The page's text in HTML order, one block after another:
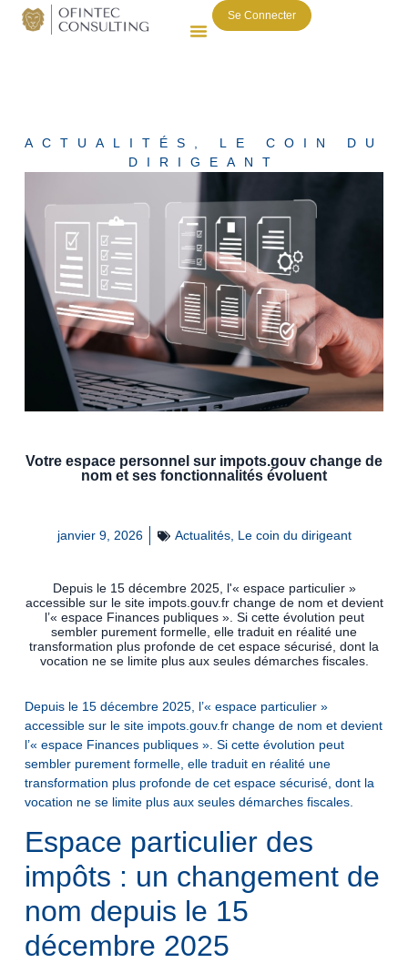
Se Connecter
ACTUALITÉS
LE COIN DU
DIRIGEANT
Votre espace personnel sur impots.gouv change de
nom et ses fonctionnalités évoluent
janvier 9, 2026 Actualités, Le coin du dirigeant
Depuis le 15 décembre 2025, l'« espace particulier »
accessible sur le site impots.gouv.fr change de nom et devient
l’« espace Finances publiques ». Si cette évolution peut
sembler purement formelle, elle traduit en réalité une
transformation plus profonde de cet espace sécurisé, dont la
vocation ne se limite plus aux seules démarches fiscales.
Depuis le 15 décembre 2025, l’« espace particulier »
accessible sur le site impots.gouv.fr change de nom et devient
l’« espace Finances publiques ». Si cette évolution peut
sembler purement formelle, elle traduit en réalité une
transformation plus profonde de cet espace sécurisé, dont la
vocation ne se limite plus aux seules démarches fiscales.
Espace particulier des
impôts : un changement de
nom depuis le 15
décembre 2025